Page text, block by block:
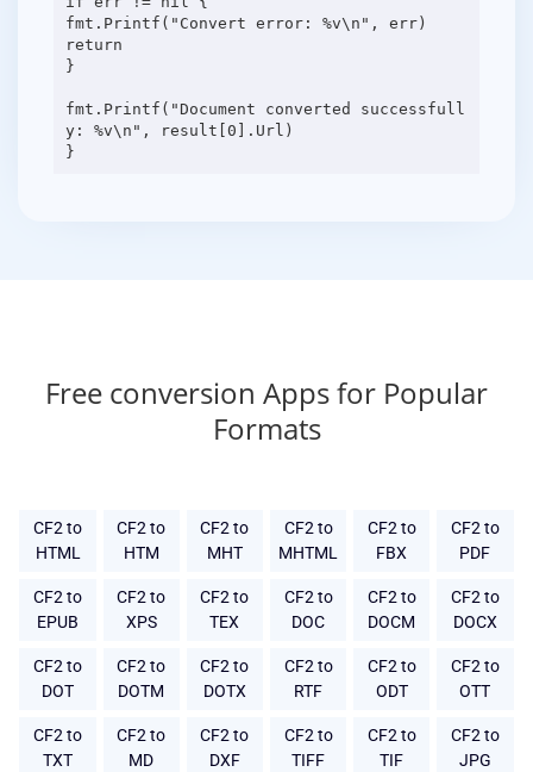
fmt.Printf("Convert error: %v\n", err)
return
}
fmt.Printf("Document converted successfull
y: %v\n", result[0].Url)
Free conversion Apps for Popular
Formats
CF2 to
HTML
CF2 to
HTM
CF2 to
MHT
CF2 to
MHTML
CF2 to
FBX
CF2 to
PDF
CF2 to
EPUB
CF2 to
XPS
CF2 to
TEX
CF2 to
DOC
CF2 to
DOCM
CF2 to
DOCX
CF2 to
DOT
CF2 to
DOTM
CF2 to
DOTX
CF2 to
RTF
CF2 to
ODT
CF2 to
OTT
CF2 to
TXT
CF2 to
MD
CF2 to
DXF
CF2 to
TIFF
CF2 to
TIF
CF2 to
JPG